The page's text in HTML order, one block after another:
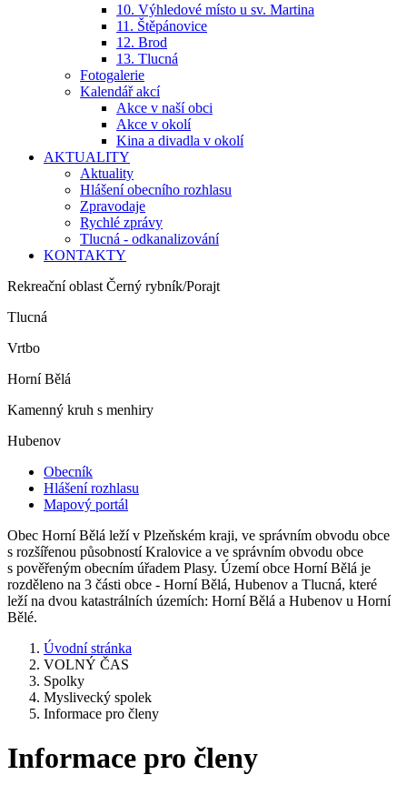
10. Výhledové místo u sv. Martina
11. Štěpánovice
12. Brod
13. Tlucná
Fotogalerie
Kalendář akcí
Akce v naší obci
Akce v okolí
Kina a divadla v okolí
AKTUALITY
Aktuality
Hlášení obecního rozhlasu
Zpravodaje
Rychlé zprávy
Tlucná - odkanalizování
KONTAKTY
Rekreační oblast Černý rybník/Porajt
Tlucná
Vrtbo
Horní Bělá
Kamenný kruh s menhiry
Hubenov
Obecník
Hlášení rozhlasu
Mapový portál
Obec Horní Bělá leží v Plzeňském kraji, ve správním obvodu obce
s rozšířenou působností Kralovice a ve správním obvodu obce
s pověřeným obecním úřadem Plasy. Území obce Horní Bělá je
rozděleno na 3 části obce - Horní Bělá, Hubenov a Tlucná, které
leží na dvou katastrálních územích: Horní Bělá a Hubenov u Horní
Bělé.
Úvodní stránka
VOLNÝ ČAS
Spolky
Myslivecký spolek
Informace pro členy
Informace pro členy